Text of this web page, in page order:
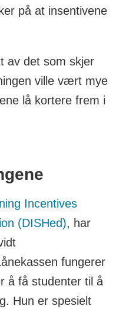
på at insentivene
av det som skjer
ville vært mye
lå kortere frem i
Incentives
(DISHed), har
fungerer
å få studenter til å
Hun er spesielt